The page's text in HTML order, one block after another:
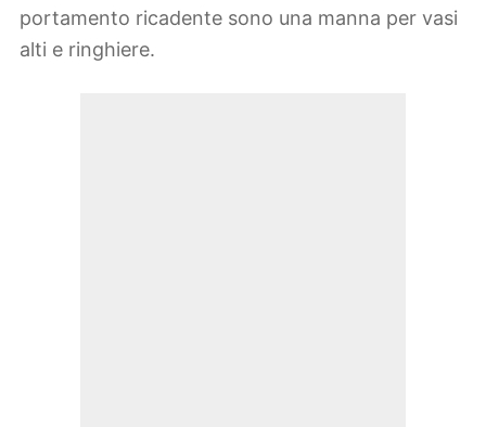
portamento ricadente sono una manna per vasi
alti e ringhiere.